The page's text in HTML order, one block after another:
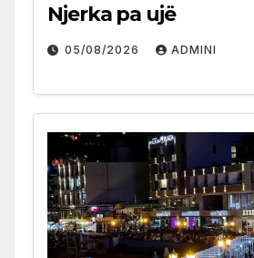
Njerka pa ujë
05/08/2026 ADMINI